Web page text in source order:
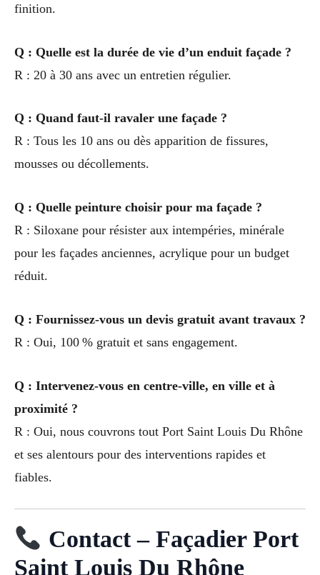
finition.
Q : Quelle est la durée de vie d’un enduit façade ?
R : 20 à 30 ans avec un entretien régulier.
Q : Quand faut-il ravaler une façade ?
R : Tous les 10 ans ou dès apparition de fissures,
mousses ou décollements.
Q : Quelle peinture choisir pour ma façade ?
R : Siloxane pour résister aux intempéries, minérale
pour les façades anciennes, acrylique pour un budget
réduit.
Q : Fournissez-vous un devis gratuit avant travaux ?
R : Oui, 100 % gratuit et sans engagement.
Q : Intervenez-vous en centre-ville, en ville et à
proximité ?
R : Oui, nous couvrons tout Port Saint Louis Du Rhône
et ses alentours pour des interventions rapides et
fiables.
Contact – Façadier Port
Saint Louis Du Rhône